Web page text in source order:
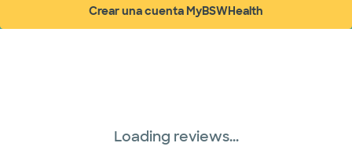
Crear una cuenta MyBSWHealth
(abre en ventana nueva)
Loading reviews...